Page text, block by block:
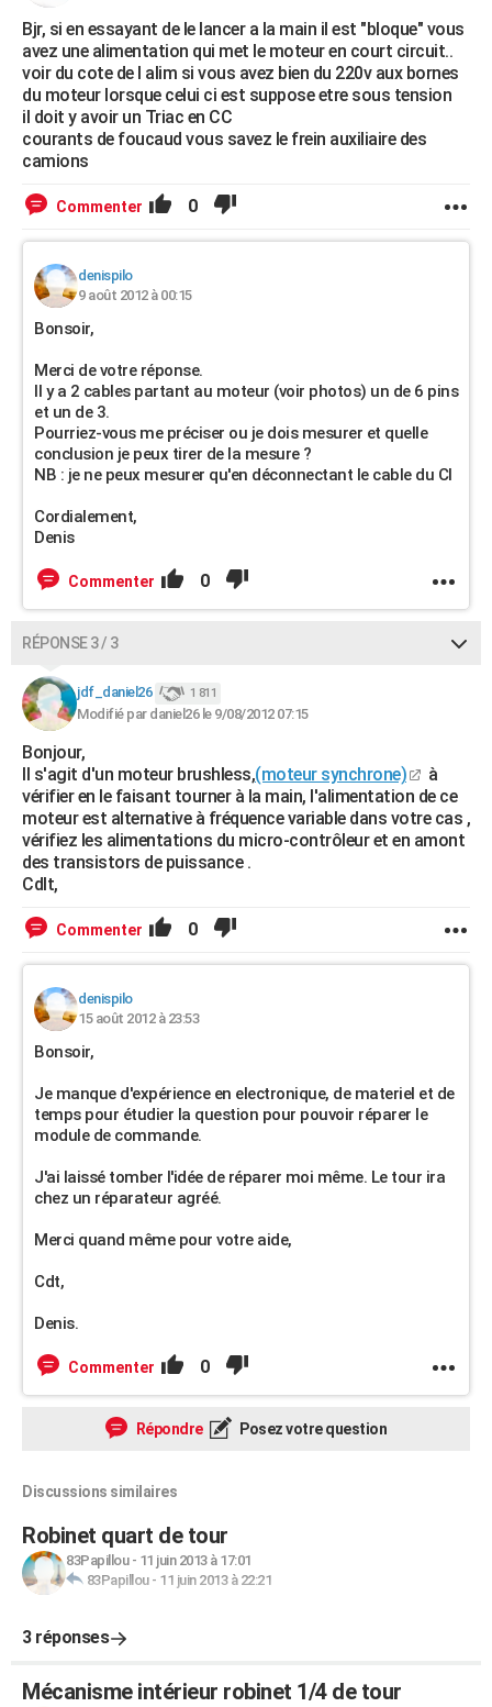
Bjr, si en essayant de le lancer a la main il est "bloque" vous
avez une alimentation qui met le moteur en court circuit..
voir du cote de l alim si vous avez bien du 220v aux bornes
du moteur lorsque celui ci est suppose etre sous tension
il doit y avoir un Triac en CC
courants de foucaud vous savez le frein auxiliaire des
camions
Commenter 0
denispilo
9 août 2012 à 00:15
Bonsoir,
Merci de votre réponse.
Il y a 2 cables partant au moteur (voir photos) un de 6 pins
et un de 3.
Pourriez-vous me préciser ou je dois mesurer et quelle
conclusion je peux tirer de la mesure ?
NB : je ne peux mesurer qu'en déconnectant le cable du CI
Cordialement,
Denis
Commenter 0
RÉPONSE 3 / 3
jdf_daniel26 1 811
Modifié par daniel26 le 9/08/2012 07:15
Bonjour,
Il s'agit d'un moteur brushless,(moteur synchrone)
à
vérifier en le faisant tourner à la main, l'alimentation de ce
moteur est alternative à fréquence variable dans votre cas ,
vérifiez les alimentations du micro-contrôleur et en amont
des transistors de puissance .
Cdlt,
Commenter 0
denispilo
15 août 2012 à 23:53
Bonsoir,
Je manque d'expérience en electronique, de materiel et de
temps pour étudier la question pour pouvoir réparer le
module de commande.
J'ai laissé tomber l'idée de réparer moi même. Le tour ira
chez un réparateur agréé.
Merci quand même pour votre aide,
Cdt,
Denis.
Commenter 0
Répondre Posez votre question
Discussions similaires
Robinet quart de tour
83Papillou- 11 juin 2013 à 17:01
83Papillou- 11 juin 2013 à 22:21
3 réponses
Mécanisme intérieur robinet 1/4 de tour